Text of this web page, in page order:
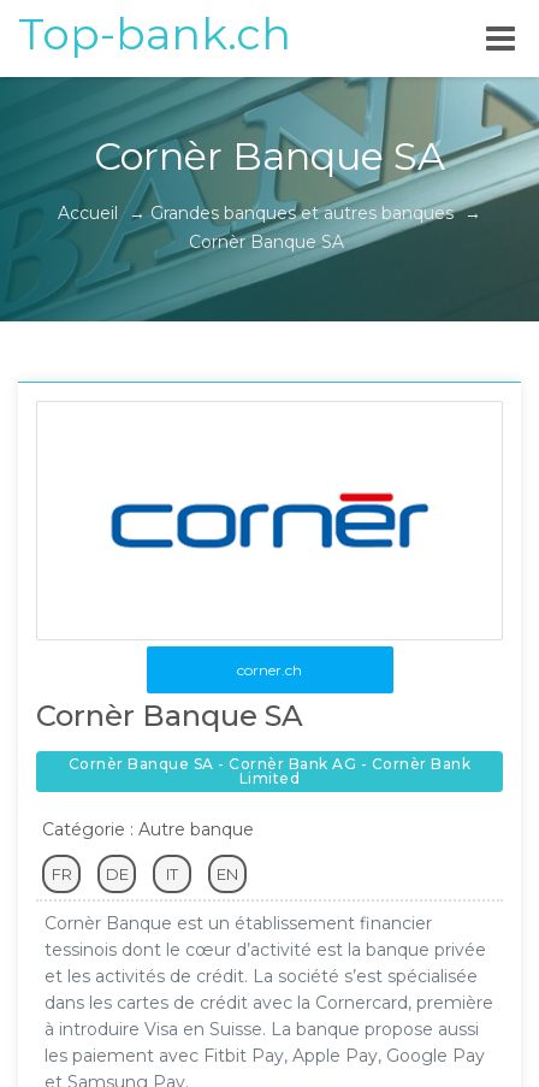
Top-bank.ch
Cornèr Banque SA
Accueil → Grandes banques et autres banques →
Cornèr Banque SA
corner.ch
Cornèr Banque SA
Cornèr Banque SA - Cornèr Bank AG - Cornèr Bank
Limited
Catégorie : Autre banque
FR DE IT EN
Cornèr Banque est un établissement financier
tessinois dont le cœur d’activité est la banque privée
et les activités de crédit. La société s’est spécialisée
dans les cartes de crédit avec la Cornercard, première
à introduire Visa en Suisse. La banque propose aussi
les paiement avec Fitbit Pay, Apple Pay, Google Pay
et Samsung Pay.